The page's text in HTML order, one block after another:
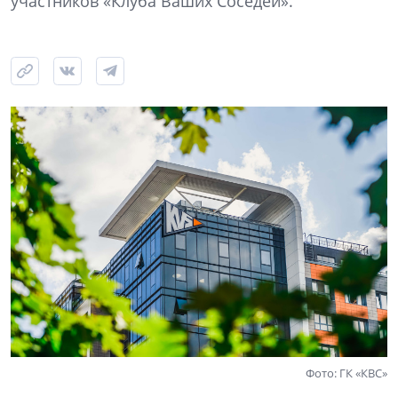
Фото: ГК «КВС»